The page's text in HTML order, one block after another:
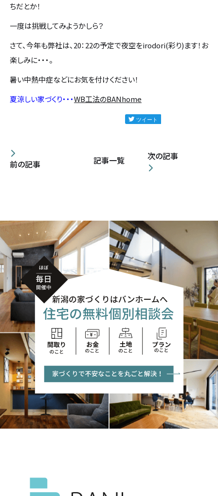
ちだとか！
一度は挑戦してみようかしら？
さて、今年も弊社は、20：22の予定で夜空をirodori(彩り)ます！お
楽しみに・・・。
暑い中熱中症などにお気を付けください！
夏涼しい家づくり・・・WB工法のBANhome
前の記事 記事一覧 次の記事